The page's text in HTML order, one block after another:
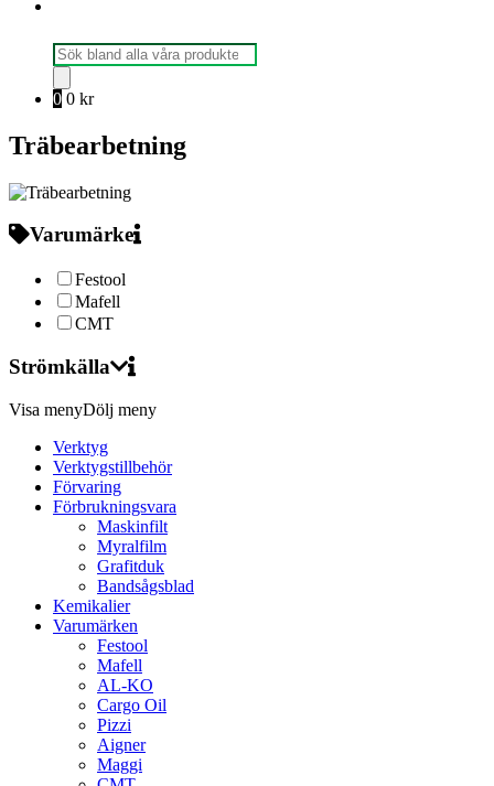
Produktsökning
0 0 kr
Träbearbetning
Varumärke
Festool
Mafell
CMT
Strömkälla
Visa menyDölj meny
Verktyg
Verktygstillbehör
Förvaring
Förbrukningsvara
Maskinfilt
Myralfilm
Grafitduk
Bandsågsblad
Kemikalier
Varumärken
Festool
Mafell
AL-KO
Cargo Oil
Pizzi
Aigner
Maggi